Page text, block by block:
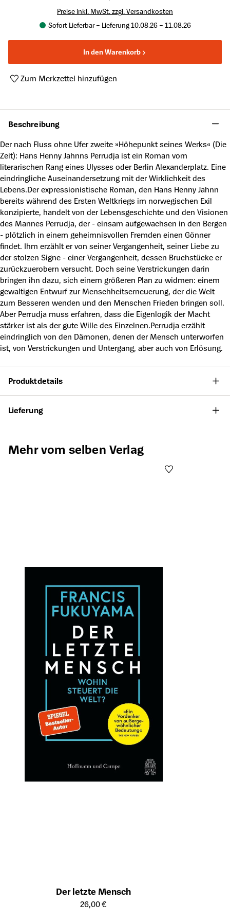
Preise inkl. MwSt. zzgl. Versandkosten
Sofort Lieferbar – Lieferung 10.08.26 – 11.08.26
In den Warenkorb
Zum Merkzettel hinzufügen
Beschreibung
Der nach Fluss ohne Ufer zweite »Höhepunkt seines Werks« (Die
Zeit): Hans Henny Jahnns Perrudja ist ein Roman vom
literarischen Rang eines Ulysses oder Berlin Alexanderplatz. Eine
eindringliche Auseinandersetzung mit der Wirklichkeit des
Lebens.Der expressionistische Roman, den Hans Henny Jahnn
bereits während des Ersten Weltkriegs im norwegischen Exil
konzipierte, handelt von der Lebensgeschichte und den Visionen
des Mannes Perrudja, der - einsam aufgewachsen in den Bergen
- plötzlich in einem geheimnisvollen Fremden einen Gönner
findet. Ihm erzählt er von seiner Vergangenheit, seiner Liebe zu
der stolzen Signe - einer Vergangenheit, dessen Bruchstücke er
zurückzuerobern versucht. Doch seine Verstrickungen darin
bringen ihn dazu, sich einem größeren Plan zu widmen: einem
gewaltigen Entwurf zur Menschheitserneuerung, der die Welt
zum Besseren wenden und den Menschen Frieden bringen soll.
Aber Perrudja muss erfahren, dass die Eigenlogik der Macht
stärker ist als der gute Wille des Einzelnen.Perrudja erzählt
eindringlich von den Dämonen, denen der Mensch unterworfen
ist, von Verstrickungen und Untergang, aber auch von Erlösung.
Produktdetails
Lieferung
Produktgalerie überspringen
Mehr vom selben Verlag
Der letzte Mensch
Öffnet die Detailseite des Produkts
26,00 €